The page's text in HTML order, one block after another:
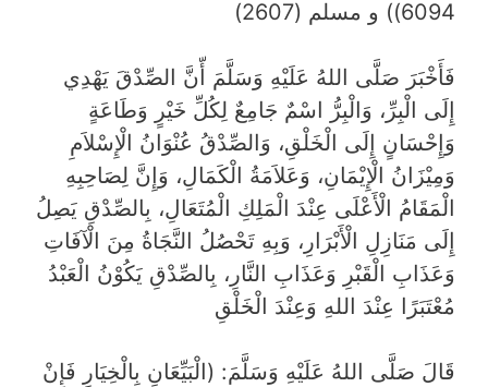
6094)) و مسلم (2607)
فَأَخْبَرَ صَلَّى اللهُ عَلَيْهِ وَسَلَّمَ أّنَّ الصِّدْقَ يَهْدِي
إِلَى الْبِرِّ، وَالْبِرُّ اسْمٌ جَامِعٌ لِكُلِّ خَيْرٍ وَطَاعَةٍ
وَإِحْسَانٍ إِلَى الْخَلْقِ، وَالصِّدْقُ عُنْوَانُ الْإِسْلاَمِ
وَمِيْزَانُ الْإِيْمَانِ، وَعَلاَمَةُ الْكَمَالِ، وَإِنَّ لِصَاحِبِهِ
الْمَقَامُ الْأَعْلَى عِنْدَ الْمَلِكِ الْمُتَعَالِ، بِالصِّدْقِ يَصِلُ
إِلَى مَنَازِلِ الْأَبْرَارِ، وَبِهِ تَحْصُلُ النَّجَاةُ مِنَ الْآفَاتِ
وَعَذَابِ الْقَبْرِ وَعَذَابِ النَّارِ، بِالصِّدْقِ يَكُوْنُ الْعَبْدُ
مُعْتَبَرًا عِنْدَ اللهِ وَعِنْدَ الْخَلْقِ
قَالَ صَلَّى اللهُ عَلَيْهِ وَسَلَّمَ: (الْبَيِّعَانِ بِالْخِيَارِ فَإِنْ